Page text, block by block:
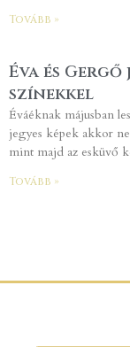
Tovább »
Éva és
színekkel
Éváéknak májusban
jegyes képek akkor
mint majd az esküvő
Tovább »